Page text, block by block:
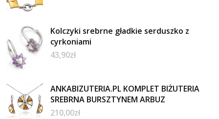
Kolczyki srebrne gładkie serduszko z
cyrkoniami
43,90zł
ANKABIZUTERIA.PL KOMPLET BIŻUTERIA
SREBRNA BURSZTYNEM ARBUZ
210,00zł